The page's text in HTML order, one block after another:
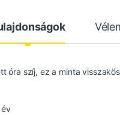
óra szíj, ez a minta
év